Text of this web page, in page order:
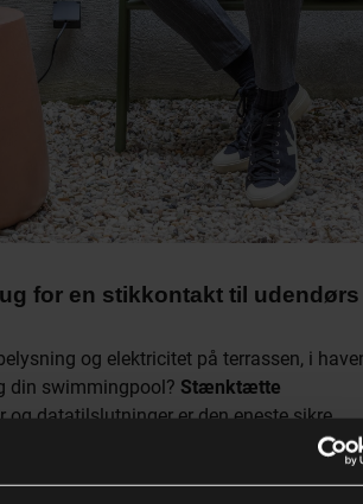
for en stikkontakt til udendørs
og elektricitet på terrassen, i
din swimmingpool? Stænktætte
og datatilslutninger er den eneste sikre
Hydro sortimentet, som fås i
grå, sorte